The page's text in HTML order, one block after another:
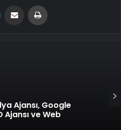
Email'den paylaş
Ajansı ve Web